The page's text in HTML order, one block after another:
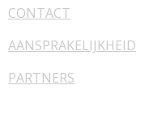
CONTACT
AANSPRAKELIJKHEID
PARTNERS